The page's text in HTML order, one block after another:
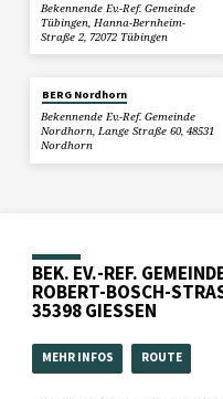
Bekennende Ev.-Ref. Gemeinde
Tübingen, Hanna-Bernheim-
Straße 2, 72072 Tübingen
BERG Nordhorn
Bekennende Ev.-Ref. Gemeinde
Nordhorn, Lange Straße 60, 48531
Nordhorn
BEK. EV.-REF.
ROBERT-BOSCH-
35398 GIESSEN
MEHR INFOS ROUTE